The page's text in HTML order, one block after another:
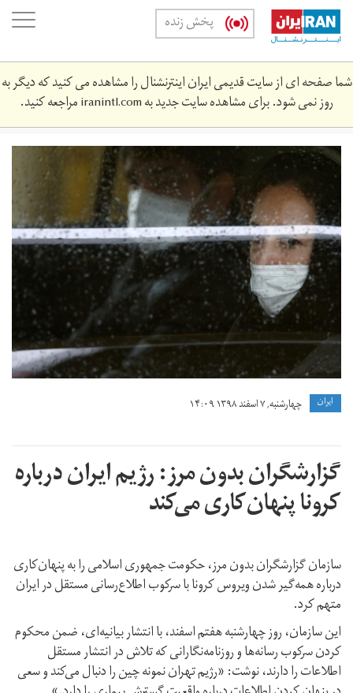
Skip
main
content
پخش زنده
شما صفحه ای از سایت قدیمی ایران اینترنشنال را مشاهده می کنید که دیگر به
روز نمی شود. برای مشاهده سایت جدید بهiranintl.comمراجعه کنید.
2020-
02-
health-
iran.jpg
ايران چهارشنبه, ۷ اسفند ۱۳۹۸ ۱۴:۰۹
گزارشگران بدون مرز: رژیم ایران درباره
کرونا پنهان‌کاری می‌کند
سازمان گزارشگران بدون مرز، حکومت جمهوری اسلامی را به پنهان‌کاری
درباره‌ همه‌گیر شدن ویروس کرونا با سرکوب اطلاع‌رسانی مستقل در ایران
متهم کرد.
این سازمان، روز چهارشنبه هفتم اسفند، با انتشار بیانیه‌ای، ضمن محکوم
کردن سرکوب رسانه‌ها و روزنامه‌نگارانی که تلاش در انتشار مستقل
اطلاعات را دارند، نوشت: «رژیم تهران نمونه چین را دنبال می‌کند و سعی